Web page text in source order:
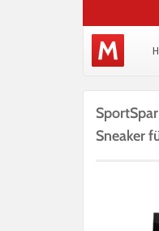
Sneaker